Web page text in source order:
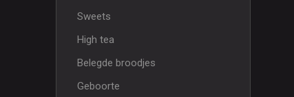
Sweets
High tea
Belegde broodjes
Geboorte